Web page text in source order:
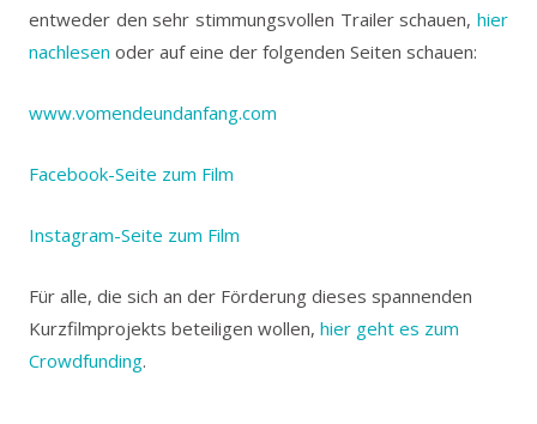
entweder den sehr stimmungsvollen Trailer schauen, hier
nachlesen oder auf eine der folgenden Seiten schauen:
www.vomendeundanfang.com
Facebook-Seite zum Film
Instagram-Seite zum Film
Für alle, die sich an der Förderung dieses spannenden
Kurzfilmprojekts beteiligen wollen, hier geht es zum
Crowdfunding.